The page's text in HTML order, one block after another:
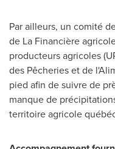
Par ailleurs, un comité
de La Financière
producteurs agricoles
des Pêcheries et de
pied afin de suivre de
manque de
territoire agricole